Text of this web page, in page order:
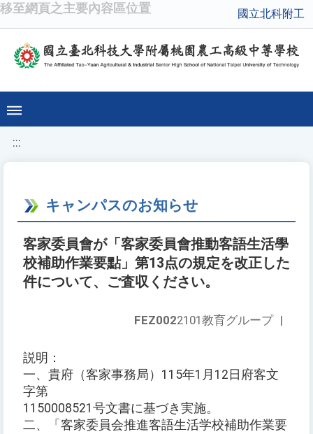
移至網頁之主要內容區位置 國立北科附工
:::
キャンパスのお知らせ
客家委員會が「客家委員會推動客語生活學
校補助作業要點」第13点の規定を改正した
件について、ご査収ください。
FEZ0022101教育グループ |
説明：
一、貴府（客家事務局）115年1月12日府客文
字第
1150008521号文書に基づき実施。
二、「客家委員会推進客語生活学校補助作業要